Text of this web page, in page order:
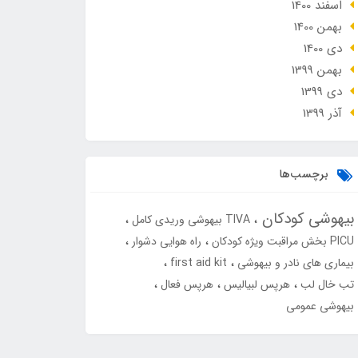
اسفند 1400
بهمن 1400
دی 1400
بهمن 1399
دی 1399
آذر 1399
برچسب‌ها
بیهوشی کودکان TIVA بیهوشی وریدی کامل
PICU بخش مراقبت ویژه کودکان
راه هوایی دشوار
بیماری های نادر و بیهوشی first aid kit
تب خال لب هرپس لبیالیس هرپس فعال
بیهوشی عمومی